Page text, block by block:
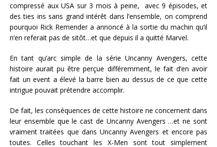
compressé aux USA sur 3 mois à peine, avec 9 épisodes, et
des ties ins sans grand intérêt dans l’ensemble, on comprend
pourquoi Rick Remender a annoncé à la sortie du machin qu’il
n’en referait pas de sitôt…et que depuis il a quitté Marvel.
En tant qu’arc simple de la série Uncanny Avengers, cette
histoire aurait pu être perçue différemment, le fait d’en avoir
fait un event a élevé la barre bien au dessus de ce que cette
intrigue pouvait prétendre accomplir.
De fait, les conséquences de cette histoire ne concernent dans
leur ensemble que le cast de Uncanny Avengers …et ne sont
vraiment traitées que dans Uncanny Avengers et encore pas
toutes. Celles touchant les X-Men sont tout simplement